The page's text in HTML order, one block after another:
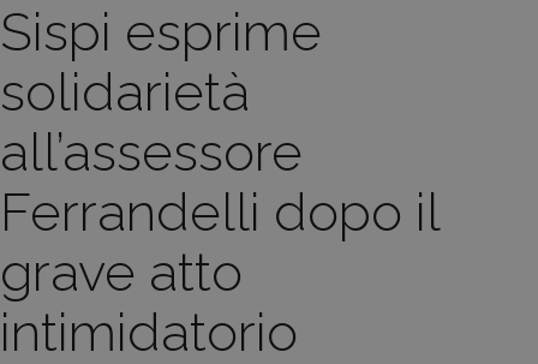
Sispi esprime
solidarietà
all’assessore
Ferrandelli dopo il
grave atto
intimidatorio